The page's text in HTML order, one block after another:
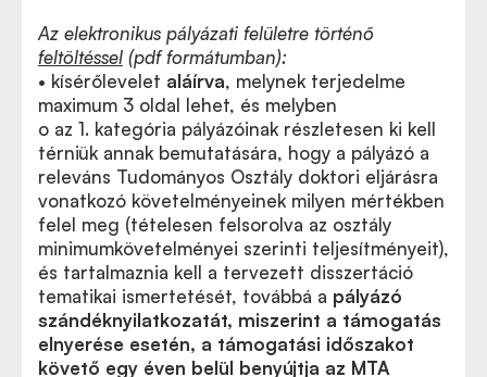
Az elektronikus pályázati felületre történő
feltöltéssel (pdf formátumban):
• kísérőlevelet aláírva, melynek terjedelme
maximum 3 oldal lehet, és melyben
o az 1. kategória pályázóinak részletesen ki kell
térniük annak bemutatására, hogy a pályázó a
releváns Tudományos Osztály doktori eljárásra
vonatkozó követelményeinek milyen mértékben
felel meg (tételesen felsorolva az osztály
minimumkövetelményei szerinti teljesítményeit),
és tartalmaznia kell a tervezett disszertáció
tematikai ismertetését, továbbá a pályázó
szándéknyilatkozatát, miszerint a támogatás
elnyerése esetén, a támogatási időszakot
követő egy éven belül benyújtja az MTA